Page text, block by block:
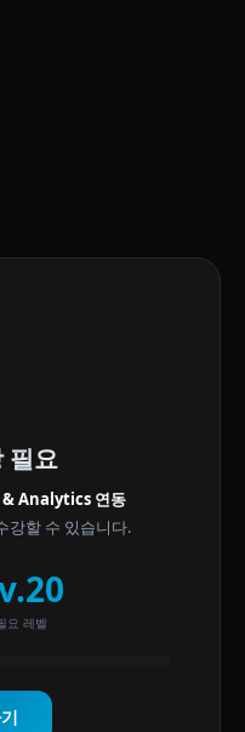
필요
Analytics 연동
강할 수 있습니다.
요 레벨